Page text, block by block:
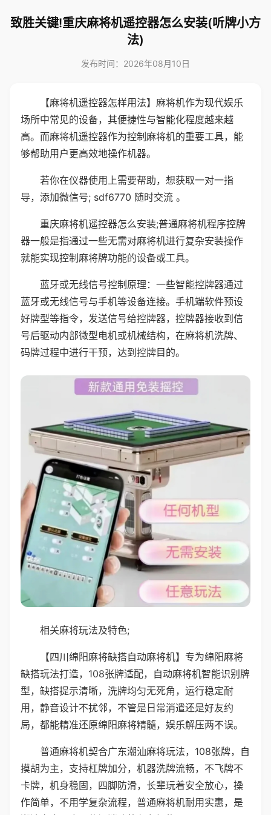
致胜关键!重庆麻将机遥控器怎么安装(听牌小方
法)
发布时间：2026年08月10日
【麻将机遥控器怎样用法】麻将机作为现代娱乐
场所中常见的设备，其便捷性与智能化程度越来越
高。而麻将机遥控器作为控制麻将机的重要工具，能
够帮助用户更高效地操作机器。
若你在仪器使用上需要帮助，想获取一对一指
导，添加微信号; sdf6770 随时交流 。
重庆麻将机遥控器怎么安装;普通麻将机程序控牌
器一般是指通过一些无需对麻将机进行复杂安装操作
就能实现控制麻将牌功能的设备或工具。
蓝牙或无线信号控制原理：一些智能控牌器通过
蓝牙或无线信号与手机等设备连接。手机端软件预设
好牌型等指令，发送信号给控牌器，控牌器接收到信
号后驱动内部微型电机或机械结构，在麻将机洗牌、
码牌过程中进行干预，达到控牌目的。
相关麻将玩法及特色;
【四川绵阳麻将缺搭自动麻将机】专为绵阳麻将
缺搭玩法打造，108张牌适配，自动麻将机智能识别牌
型，缺搭提示清晰，洗牌均匀无死角，运行稳定耐
用，静音设计不扰邻，不管是日常消遣还是好友约
局，都能精准还原绵阳麻将精髓，娱乐解压两不误。
普通麻将机契合广东潮汕麻将玩法，108张牌，自
摸胡为主，支持杠牌加分，机器洗牌流畅，不飞牌不
卡牌，机身稳固，四脚防滑，长辈玩着安全放心，操
作简单，不用学复杂流程，普通麻将机耐用实惠，是